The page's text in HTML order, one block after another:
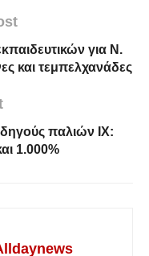
για Ν.
και τεμπελχανάδες
παλιών ΙΧ:
1.000%